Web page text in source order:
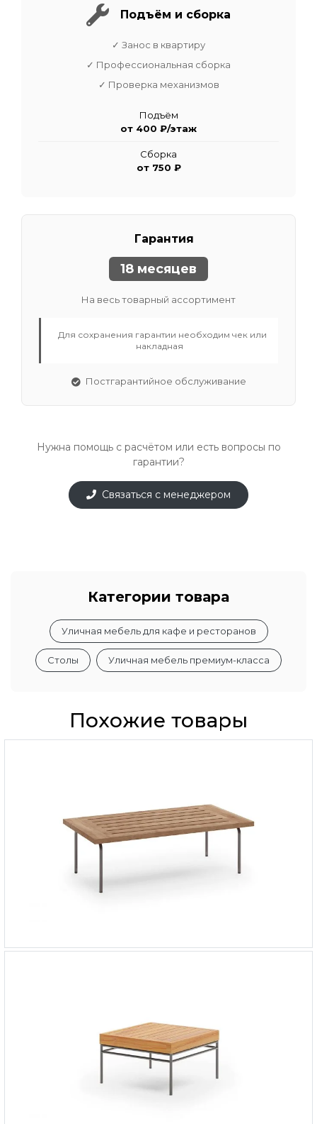
Подъём и сборка
✓ Занос в квартиру
✓ Профессиональная сборка
✓ Проверка механизмов
Подъём
от 400 ₽/этаж
Сборка
от 750 ₽
Гарантия
18 месяцев
На весь товарный ассортимент
Для сохранения гарантии необходим чек или
накладная
Постгарантийное обслуживание
Нужна помощь с расчётом или есть вопросы по
гарантии?
Связаться с менеджером
Категории товара
Уличная мебель для кафе и ресторанов
Столы Уличная мебель премиум-класса
Похожие товары